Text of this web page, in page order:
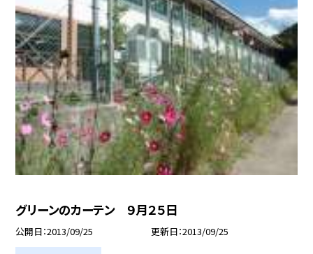
グリーンのカーテン ９月２５日
公開日 2013/09/25 更新日 2013/09/25